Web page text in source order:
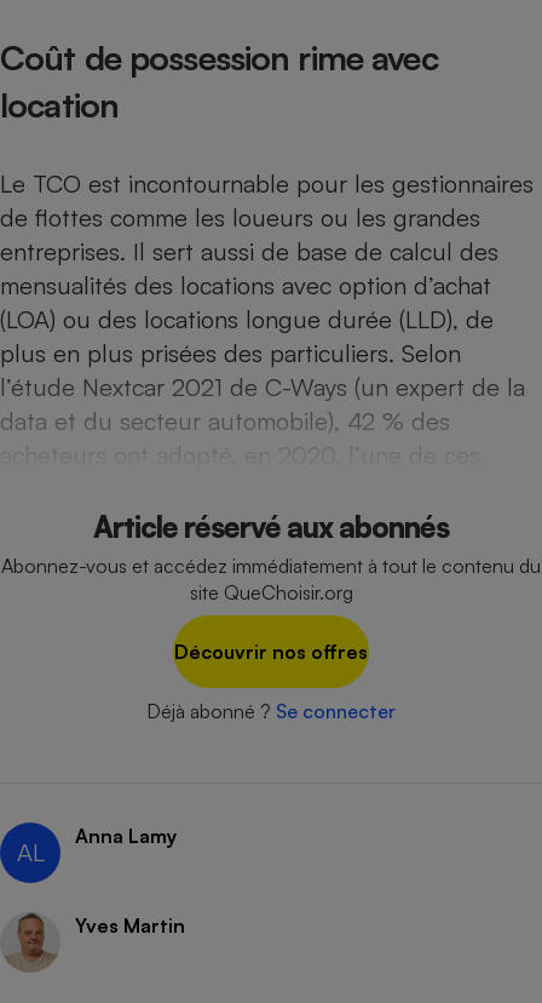
Coût de possession rime avec
location
Le TCO est incontournable pour les gestionnaires
de flottes comme les loueurs ou les grandes
entreprises. Il sert aussi de base de calcul des
mensualités des locations avec option d’achat
(LOA) ou des locations longue durée (LLD), de
plus en plus prisées des particuliers. Selon
l’étude Nextcar 2021 de C-Ways (un expert de la
data et du secteur automobile), 42 % des
acheteurs ont adopté, en 2020, l’une de ces
Article réservé aux abonnés
Abonnez-vous et accédez immédiatement à tout le contenu du
site QueChoisir.org
Découvrir nos offres
Déjà abonné ? Se connecter
AL
Anna Lamy
Yves Martin
Climatiseur -
Ventilateur
Antivirus